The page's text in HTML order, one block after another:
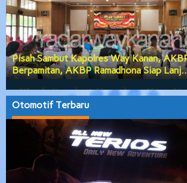
Pisah Sambut Kapolres Way Kanan,
Berpamitan, AKBP Ramadhona Siap
Otomotif Terbaru